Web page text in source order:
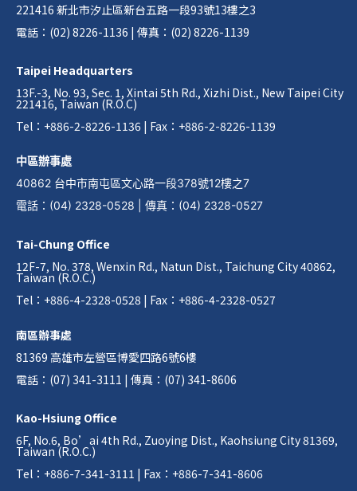
221416 新北市汐止區新台五路一段93號13樓之3
電話：(02) 8226-1136 | 傳真：(02) 8226-1139
Taipei Headquarters
13F.-3, No. 93, Sec. 1, Xintai 5th Rd., Xizhi Dist., New Taipei City
221416, Taiwan (R.O.C)
Tel：+886-2-8226-1136 | Fax：+886-2-8226-1139
中區辦事處
40862 台中市南屯區文心路一段378號12樓之7
電話 ： (04) 2328-0528 傳真 ： (04) 2328-0527
Tai-Chung Office
12F-7, No. 378, Wenxin Rd., Natun Dist., Taichung City 40862,
Taiwan (R.O.C.)
Tel：+886-4-2328-0528 | Fax：+886-4-2328-0527
南區辦事處
81369 高雄市左營區博愛四路6號6樓
電話：(07) 341-3111 | 傳真：(07) 341-8606
Kao-Hsiung Office
6F, No.6, Bo’ai 4th Rd., Zuoying Dist., Kaohsiung City 81369,
Taiwan (R.O.C.)
Tel：+886-7-341-3111 | Fax：+886-7-341-8606